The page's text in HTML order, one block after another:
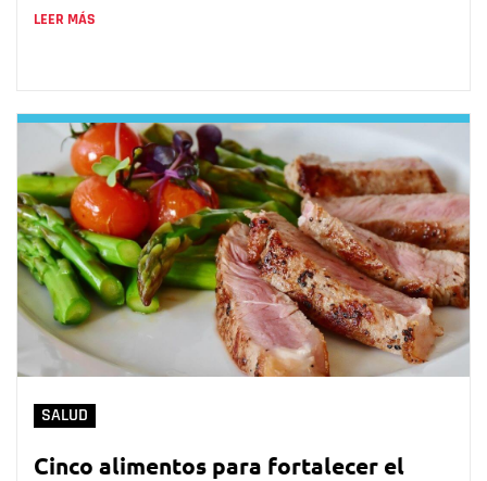
LEER MÁS
SALUD
Cinco alimentos para fortalecer el